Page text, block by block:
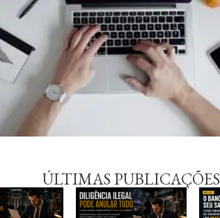
ÚLTIMAS PUBLICAÇÕES